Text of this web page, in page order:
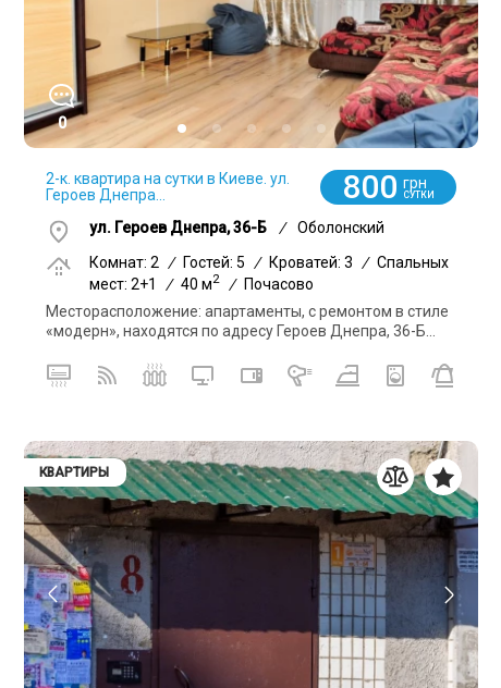
0
2-к. квартира на сутки в Киеве. ул.
Героев Днепра...
800 грн
СУТКИ
ул. Героев Днепра, 36-Б /
Оболонский
Комнат: 2
/ Гостей: 5 / Кроватей: 3 / Спальных
мест: 2+1
/ 40 м2 / Почасово
Месторасположение: апартаменты, с ремонтом в стиле
«модерн», находятся по адресу Героев Днепра, 36-Б...
КВАРТИРЫ